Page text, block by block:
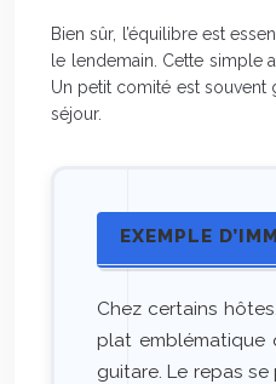
Bien sûr, l’équilibre est
le lendemain. Cette simple
Un petit comité est souvent
séjour.
EXEMPLE
Chez certains
plat emblématique
guitare. Le repas